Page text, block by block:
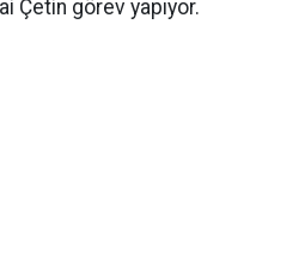
Çetin görev yapıyor.